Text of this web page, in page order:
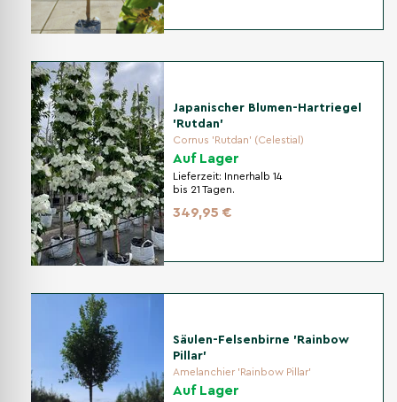
Japanischer Blumen-Hartriegel
'Rutdan'
Cornus 'Rutdan' (Celestial)
Auf Lager
Lieferzeit:
Innerhalb 14
bis 21 Tagen.
349,95 €
Säulen-Felsenbirne 'Rainbow
Pillar'
Amelanchier 'Rainbow Pillar'
Auf Lager